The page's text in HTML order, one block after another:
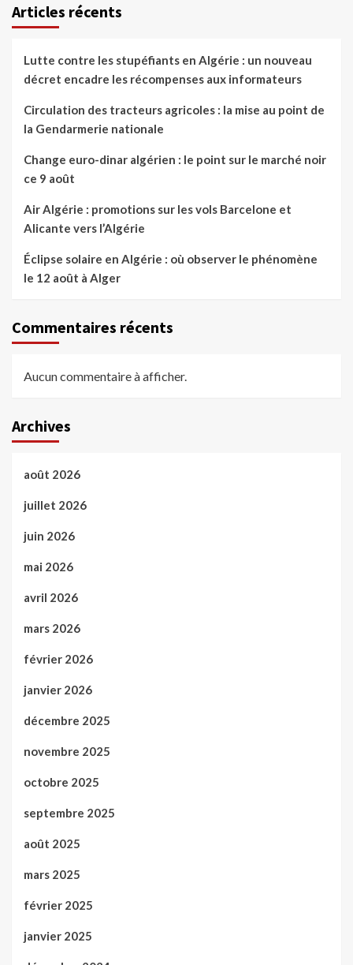
Articles récents
Lutte contre les stupéfiants en Algérie : un nouveau
décret encadre les récompenses aux informateurs
Circulation des tracteurs agricoles : la mise au point de
la Gendarmerie nationale
Change euro-dinar algérien : le point sur le marché noir
ce 9 août
Air Algérie : promotions sur les vols Barcelone et
Alicante vers l’Algérie
Éclipse solaire en Algérie : où observer le phénomène
le 12 août à Alger
Commentaires récents
Aucun commentaire à afficher.
Archives
août 2026
juillet 2026
juin 2026
mai 2026
avril 2026
mars 2026
février 2026
janvier 2026
décembre 2025
novembre 2025
octobre 2025
septembre 2025
août 2025
mars 2025
février 2025
janvier 2025